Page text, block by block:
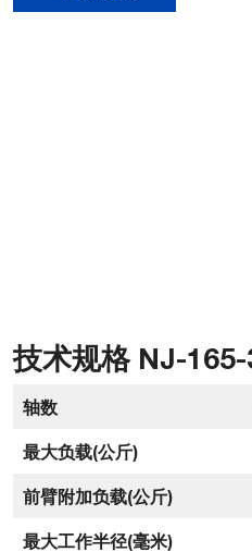
技术规格 NJ-
轴数
最大负载(公斤)
前臂附加负载(公斤)
最大工作半径(毫米)